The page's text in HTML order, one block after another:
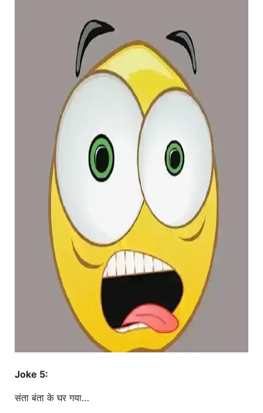
Joke 5:
संता बंता के घर गया…